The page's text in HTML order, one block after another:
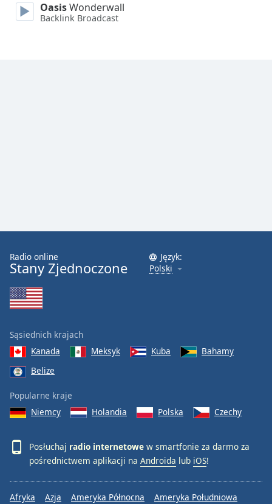
OasisWonderwall
Backlink Broadcast
Radio online
Stany Zjednoczone
Język:
Polski
Sąsiednich krajach
Kanada
Meksyk Kuba
Bahamy
Belize
Popularne kraje
Niemcy
Holandia Polska Czechy
Posłuchaj radio internetowe w smartfonie za darmo za
pośrednictwem aplikacji na Androida lub iOS!
Afryka Azja Ameryka Północna Ameryka Południowa